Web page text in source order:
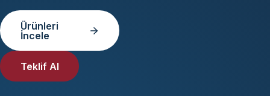
Ürünleri
İncele
Teklif Al